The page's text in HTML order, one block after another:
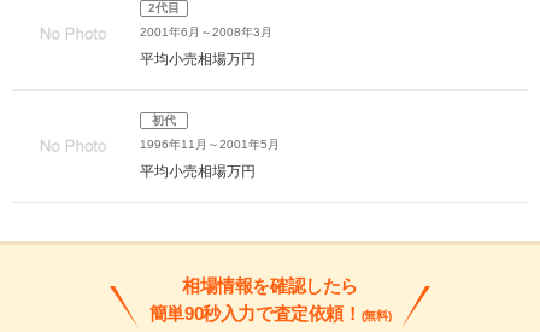
2代目
2001年6月～2008年3月
平均小売相場万円
初代
1996年11月～2001年5月
平均小売相場万円
相場情報を確認したら
簡単90秒入力で査定依頼！ (無料)